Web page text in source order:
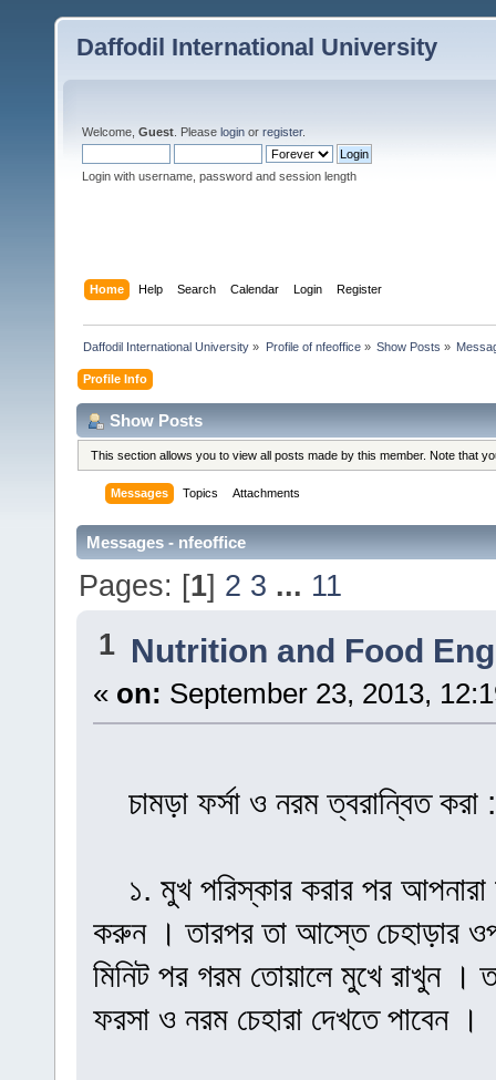
Daffodil International University
Welcome, Guest . Please login or register.
Login with username, password and session length
Home Help Search Calendar Login Register
Daffodil International University » Profile of nfeoffice» Show Posts »
Profile Info
Show Posts
This section allows you to view all posts made by this member. Note that
Messages Topics Attachments
Messages - nfeoffice
Pages: [1] 2 3 ... 11
1 Nutrition and Food
« on: September 23, 2013,
চামড়া ফর্সা ও নরম ত্বরান্বিত করা :
১. মুখ পরিস্কার করার পর আপনারা
করুন । তারপর তা আস্তে চেহাড়ার
মিনিট পর গরম তোয়ালে মুখে রাখুন ।
ফরসা ও নরম চেহারা দেখতে পাবেন ।